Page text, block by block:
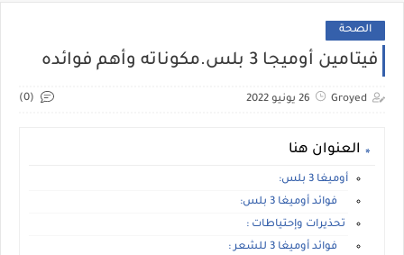
الصحة
فيتامين أوميجا 3 بلس.مكوناته وأهم فوائده
Groyed 26 يونيو 2022 (0)
العنوان هنا
أوميغا 3 بلس:
فوائد أوميغا 3 بلس:
تحذيرات وإحتياطات :
فوائد أوميغا 3 للشعر :